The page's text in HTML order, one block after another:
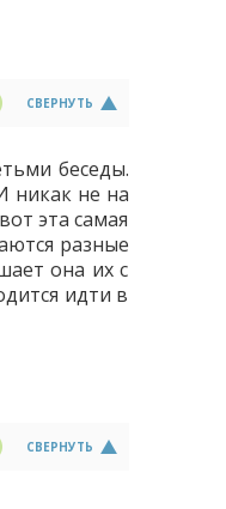
СВЕРНУТЬ
беседы.
никак не на
эта самая
разные
она их с
идти в
СВЕРНУТЬ